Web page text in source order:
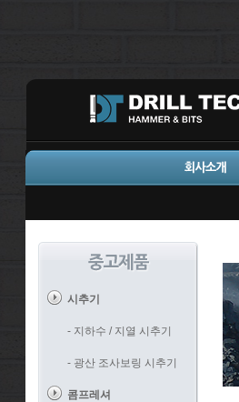
시추기
- 지하수 / 지열 시추기
- 광산 조사보링 시추기
콤프레셔